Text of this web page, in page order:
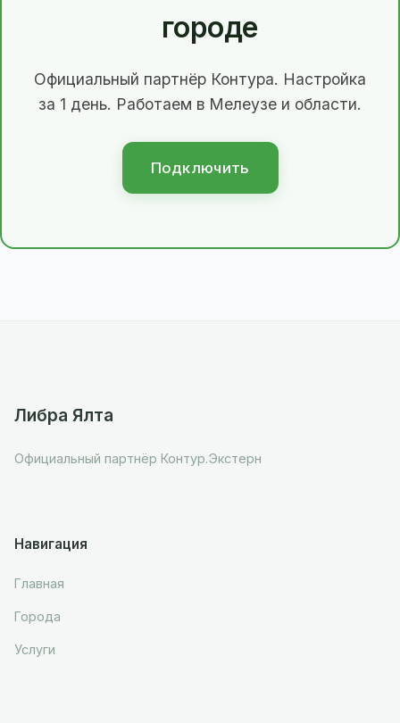
городе
Официальный партнёр Контура. Настройка
за 1 день. Работаем в Мелеузе и области.
Подключить
Либра Ялта
Официальный партнёр Контур.Экстерн
Навигация
Главная
Города
Услуги